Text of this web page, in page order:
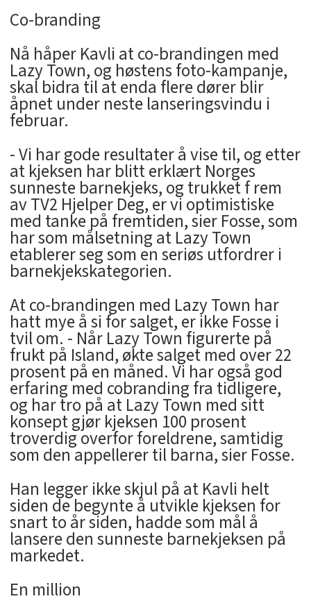
Co-branding
Nå håper Kavli at co-brandingen med
Lazy Town, og høstens foto-kampanje,
skal bidra til at enda flere dører blir
åpnet under neste lanseringsvindu i
februar.
- Vi har gode resultater å vise til, og etter
at kjeksen har blitt erklært Norges
sunneste barnekjeks, og trukket f rem
av TV2 Hjelper Deg, er vi optimistiske
med tanke på fremtiden, sier Fosse, som
har som målsetning at Lazy Town
etablerer seg som en seriøs utfordrer i
barnekjekskategorien.
At co-brandingen med Lazy Town har
hatt mye å si for salget, er ikke Fosse i
tvil om. - Når Lazy Town figurerte på
frukt på Island, økte salget med over 22
prosent på en måned. Vi har også god
erfaring med cobranding fra tidligere,
og har tro på at Lazy Town med sitt
konsept gjør kjeksen 100 prosent
troverdig overfor foreldrene, samtidig
som den appellerer til barna, sier Fosse.
Han legger ikke skjul på at Kavli helt
siden de begynte å utvikle kjeksen for
snart to år siden, hadde som mål å
lansere den sunneste barnekjeksen på
markedet.
En million